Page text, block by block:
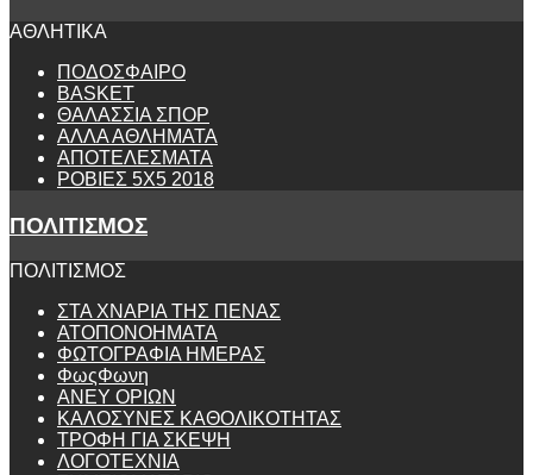
ΑΘΛΗΤΙΚΑ
ΠΟΔΟΣΦΑΙΡΟ
BASKET
ΘΑΛΑΣΣΙΑ ΣΠΟΡ
ΑΛΛΑ ΑΘΛΗΜΑΤΑ
ΑΠΟΤΕΛΕΣΜΑΤΑ
ΡΟΒΙΕΣ 5Χ5 2018
ΠΟΛΙΤΙΣΜΟΣ
ΠΟΛΙΤΙΣΜΟΣ
ΣΤΑ ΧΝΑΡΙΑ ΤΗΣ ΠΕΝΑΣ
ΑΤΟΠΟΝΟΗΜΑΤΑ
ΦΩΤΟΓΡΑΦΙΑ ΗΜΕΡΑΣ
ΦωςΦωνη
ANEY ΟΡΙΩΝ
ΚΑΛΟΣΥΝΕΣ ΚΑΘΟΛΙΚΟΤΗΤΑΣ
ΤΡΟΦΗ ΓΙΑ ΣΚΕΨΗ
ΛΟΓΟΤΕΧΝΙΑ